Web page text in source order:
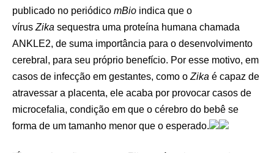
publicado no periódico mBio indica que o
vírus Zika sequestra uma proteína humana chamada
ANKLE2, de suma importância para o desenvolvimento
cerebral, para seu próprio benefício. Por esse motivo, em
casos de infecção em gestantes, como o Zika é capaz de
atravessar a placenta, ele acaba por provocar casos de
microcefalia, condição em que o cérebro do bebê se
forma de um tamanho menor que o esperado.